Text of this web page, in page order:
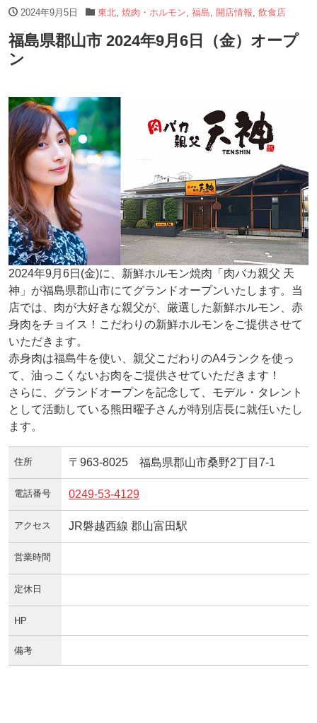
2024年9月5日 東北, 焼肉・ホルモン 福島 開店情報 飲食店
福島県郡山市 2024年9月6日（金）オープ
ン
2024年9月6日(金)に、新鮮ホルモン焼肉「肉バカ親父 天
神」が福島県郡山市にてグランドオープンいたします。当
店では、肉が大好きな親父が、厳選した新鮮ホルモン、赤
身肉をチョイス！こだわりの新鮮ホルモンをご提供させて
いただきます。
赤身肉は福島牛を使い、親父こだわりのA4ランクを使っ
て、油っこくないお肉をご提供させていただきます！
さらに、グランドオープンを記念して、モデル・タレント
として活動している熊田曜子さんが特別店長に就任いたし
ます。
住所 〒963-8025 福島県郡山市桑野2丁目7-1
電話番号 0249-53-4129
アクセス JR磐越西線 郡山富田駅
営業時間
定休日
HP
備考